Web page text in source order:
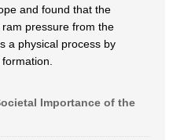
and found that the
pressure from the
a physical process by
Importance of the